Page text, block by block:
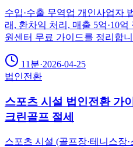
수입·수출 무역업 개인사업자
래, 환차익 처리, 매출 5억·10
원센터 무료 가이드를 정리합
11분·2026-04-25
법인전환
스포츠 시설 법인전환 가
크린골프 절세
스포츠 시설 (골프장·테니스장